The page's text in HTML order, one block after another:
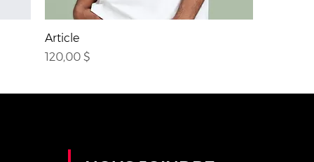
Article
Prix
120,00 $